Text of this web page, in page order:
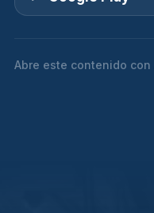
Abre este contenido con